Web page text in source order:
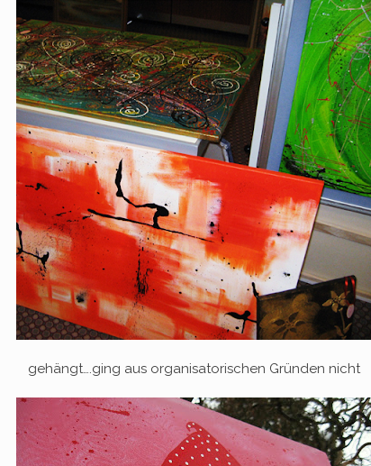
gehängt….ging aus organisatorischen Gründen nicht